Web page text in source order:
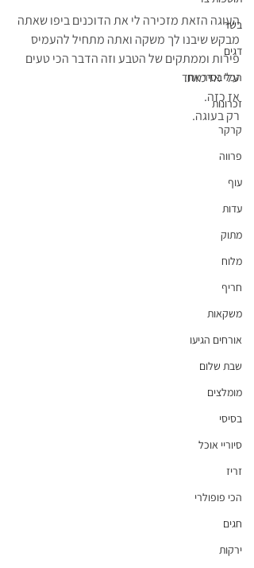
בשר
דגים
הכל בסיר אחד
זכרונות
קרקר
פרווה
עוף
עדות
מתוק
מלוח
חריף
משקאות
אורחים הגיעו
שבת שלום
מומלצים
בסיסי
סיוריי אוכל
זריז
הכי פופולרי
חגים
ירקות
העוגה הזאת מזכירה לי את הדוכנים ביפו שאתה
מבקש שיבנו לך משקה ואתה מתחיל להעמיס
פירות וממתקים של הטבע וזה הדבר הכי טעים
עלי אדמות.
אז כזה.
רק בעוגה.